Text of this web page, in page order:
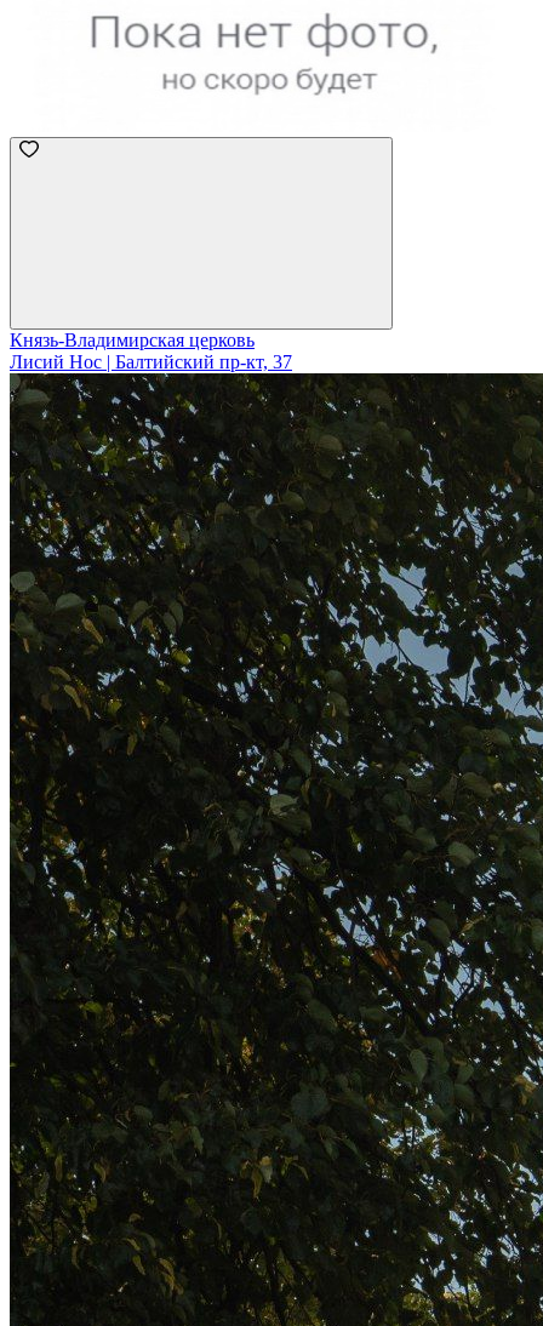
Князь-Владимирская церковь
Лисий Нос | Балтийский пр-кт, 37